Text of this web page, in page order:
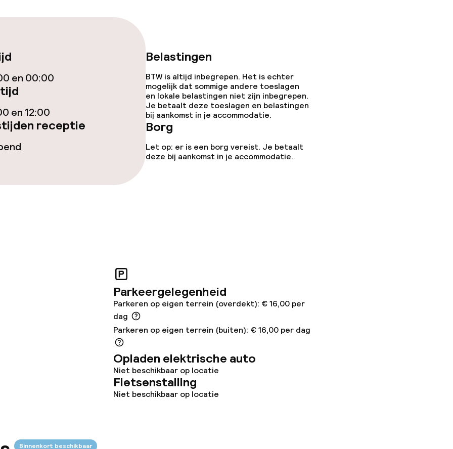
Kleine huisdieren toegestaan
(minder dan de 5 kg)
en 00:00
en 12:00
receptie
Belastingen
BTW is altijd inbegrepen. Het is echter
mogelijk dat sommige andere toeslagen
en lokale belastingen niet zijn inbegrepen.
Je betaalt deze toeslagen en belastingen
bij aankomst in je accommodatie.
Borg
Let op: er is een borg vereist. Je betaalt
deze bij aankomst in je accommodatie.
Parkeergelegenheid
Parkeren op eigen terrein (overdekt): € 16,00 per
dag
Parkeren op eigen terrein (buiten): € 16,00 per dag
Opladen elektrische auto
Niet beschikbaar op locatie
Fietsenstalling
Niet beschikbaar op locatie
Binnenkort beschikbaar